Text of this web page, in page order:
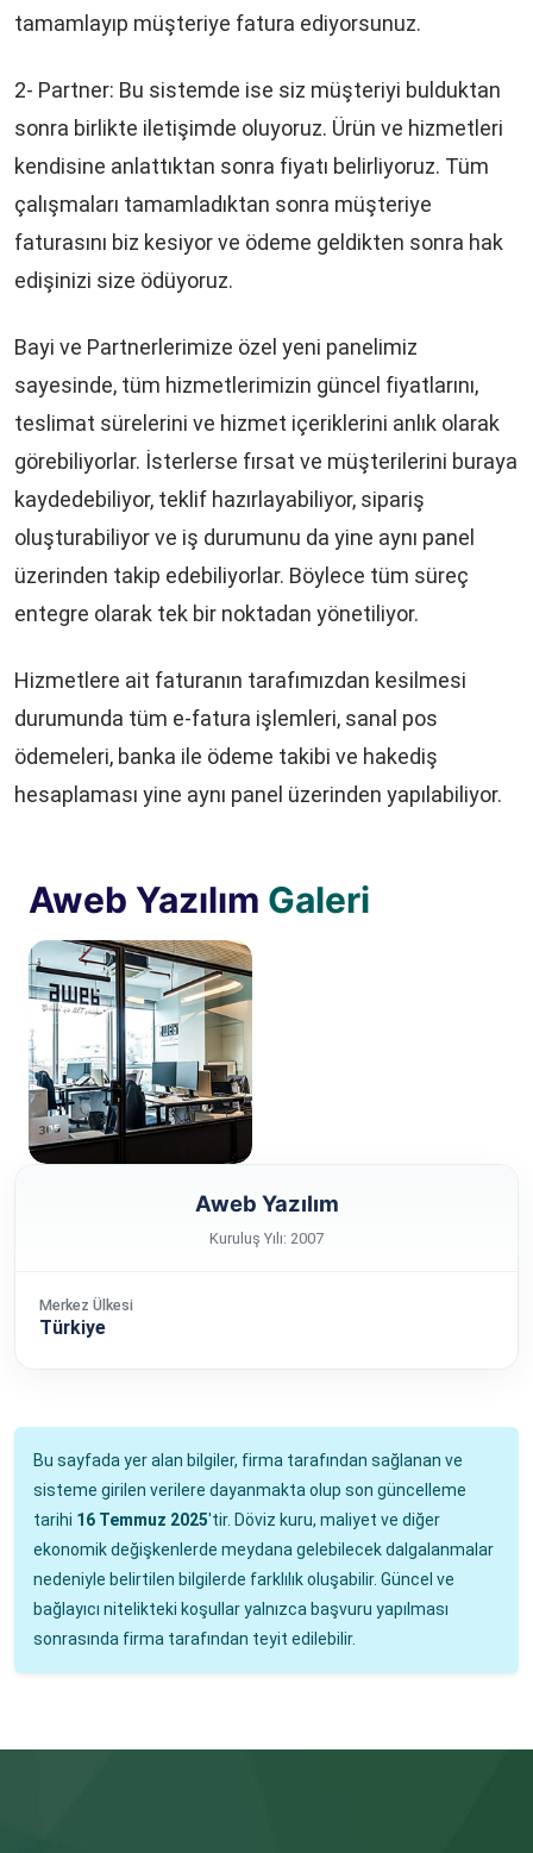
tamamlayıp müşteriye fatura ediyorsunuz.
2- Partner: Bu sistemde ise siz müşteriyi bulduktan
sonra birlikte iletişimde oluyoruz. Ürün ve hizmetleri
kendisine anlattıktan sonra fiyatı belirliyoruz. Tüm
çalışmaları tamamladıktan sonra müşteriye
faturasını biz kesiyor ve ödeme geldikten sonra hak
edişinizi size ödüyoruz.
Bayi ve Partnerlerimize özel yeni panelimiz
sayesinde, tüm hizmetlerimizin güncel fiyatlarını,
teslimat sürelerini ve hizmet içeriklerini anlık olarak
görebiliyorlar. İsterlerse fırsat ve müşterilerini buraya
kaydedebiliyor, teklif hazırlayabiliyor, sipariş
oluşturabiliyor ve iş durumunu da yine aynı panel
üzerinden takip edebiliyorlar. Böylece tüm süreç
entegre olarak tek bir noktadan yönetiliyor.
Hizmetlere ait faturanın tarafımızdan kesilmesi
durumunda tüm e-fatura işlemleri, sanal pos
ödemeleri, banka ile ödeme takibi ve hakediş
hesaplaması yine aynı panel üzerinden yapılabiliyor.
Aweb Yazılım Galeri
Aweb Yazılım
Kuruluş Yılı: 2007
Merkez Ülkesi
Türkiye
Bu sayfada yer alan bilgiler, firma tarafından sağlanan ve
sisteme girilen verilere dayanmakta olup son güncelleme
tarihi 16 Temmuz 2025'tir. Döviz kuru, maliyet ve diğer
ekonomik değişkenlerde meydana gelebilecek dalgalanmalar
nedeniyle belirtilen bilgilerde farklılık oluşabilir. Güncel ve
bağlayıcı nitelikteki koşullar yalnızca başvuru yapılması
sonrasında firma tarafından teyit edilebilir.